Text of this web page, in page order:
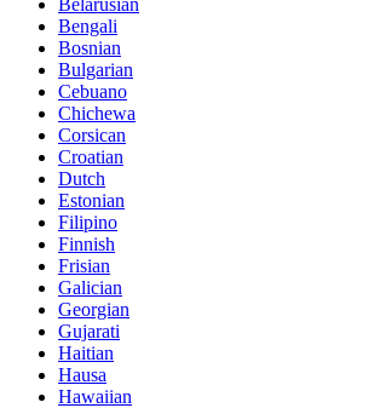
Bengali
Bosnian
Bulgarian
Cebuano
Chichewa
Corsican
Croatian
Dutch
Estonian
Filipino
Finnish
Frisian
Galician
Georgian
Gujarati
Haitian
Hausa
Hawaiian